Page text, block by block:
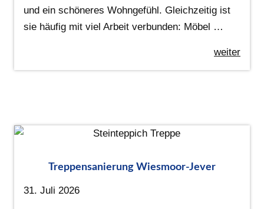
und ein schöneres Wohngefühl. Gleichzeitig ist
sie häufig mit viel Arbeit verbunden: Möbel …
weiter
Treppensanierung Wiesmoor-Jever
31. Juli 2026